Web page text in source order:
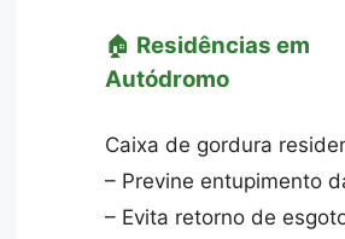
🏠 Residências em
Autódromo
Caixa de gordura
– Previne entupimento
– Evita retorno de